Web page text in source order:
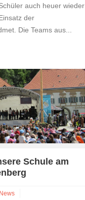
auch heuer wieder
der
Die Teams aus...
Schule am
News